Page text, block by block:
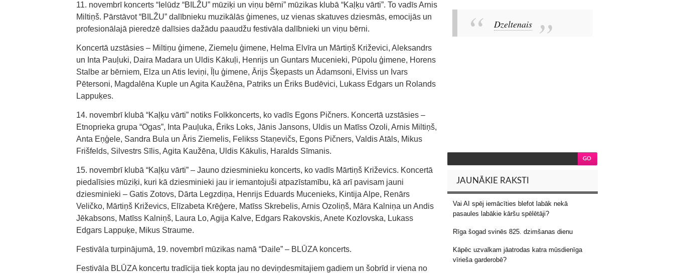
11. novembrī koncerts “Ielūdz “BILŽU” mūziķi un viņu bērni” mūzikas klubā “Kaļķu vārti”. To vadīs Arnis
Miltiņš. Pārstāvot “BILŽU” dalībnieku muzikālās ģimenes, uz vienas skatuves dziesmās, emocijās un
profesionālajā pieredzē dalīsies dažādu paaudžu festivāla dalībnieki un viņu bērni.
Koncertā uzstāsies – Miltiņu ģimene, Ziemeļu ģimene, Helma Elvīra un Mārtiņš Križevici, Aleksandrs
un Inta Pauļuki, Daira Madara un Uldis Kākuļi, Henrijs un Guntars Mucenieki, Pūpolu ģimene, Horens
Stalbe ar bērniem, Elza un Atis Ieviņi, Īļu ģimene, Ārijs Šķepasts un Ādamsoni, Elviss un Ivars
Pētersoni, Magdalēna Kuple un Agita Kaužēna, Patriks un Ēriks Budēvici, Lukass Edgars un Rolands
Lappuķes.
14. novembrī klubā “Kaļķu vārti” notiks Folkkoncerts, ko vadīs Egons Pičners. Koncertā uzstāsies –
Etnoprieka grupa “Ogas”, Inta Pauļuka, Ēriks Loks, Jānis Jansons, Uldis un Matīss Ozoli, Arnis Miltiņš,
Anta Eņģele, Sandra Bula un Āris Ziemelis, Felikss Staņevičs, Egons Pičners, Valdis Atāls, Mikus
Frišfelds, Silvestrs Sīlis, Agita Kaužēna, Uldis Kākulis, Haralds Sīmanis.
15. novembrī klubā “Kaļķu vārti” – Jauno dziesminieku koncerts, ko vadīs Mārtiņš Križevics. Koncertā
piedalīsies mūziķi, kuri kā dziesminieki jau ir iemantojuši atpazīstamību, kā arī pavisam jauni
dziesminieki – Gatis Zotovs, Dārta Legzdiņa, Henrijs Eduards Mucenieks, Kintija Alpe, Renārs
Veličko, Mārtiņš Križevics, Elīzabeta Krēģere, Matīss Skrebelis, Arnis Ozoliņš, Māra Kalniņa un Andis
Jēkabsons, Matīss Kalniņš, Laura Lo, Agija Kalve, Edgars Rakovskis, Anete Kozlovska, Lukass
Edgars Lappuķe, Mikus Straume.
Festivāla turpinājumā, 19. novembrī mūzikas namā “Daile” – BLŪZA koncerts.
Festivāla BLŪZA koncertu tradīcija tiek kopta jau no deviņdesmitajiem gadiem un šobrīd ir viena no
Dzeltenais
JAUNĀKIE RAKSTI
Vai AI spēj iemācīties blefot labāk nekā
pasaules labākie kāršu spēlētāji?
Rīga šogad svinēs 825. dzimšanas dienu
Kāpēc uzvalkam jāatrodas katra mūsdienīga
vīrieša garderobē?